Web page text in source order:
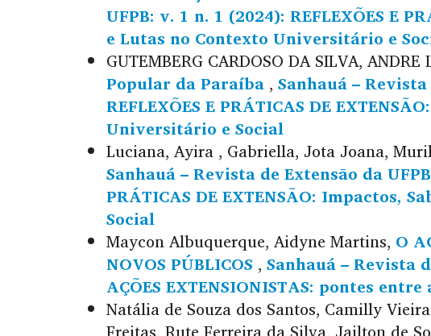
UFPB: v. 1 n. 1 (2024): REFLEXÕES E
e Lutas no Contexto Universitário e
GUTEMBERG CARDOSO DA SILVA,
Popular da Paraíba , Sanhauá –
REFLEXÕES E PRÁTICAS DE
Universitário e Social
Luciana, Ayira , Gabriella, Jota Joana,
Sanhauá – Revista de Extensão da
PRÁTICAS DE EXTENSÃO: Impactos,
Social
Maycon Albuquerque, Aidyne Martins, O
NOVOS PÚBLICOS , Sanhauá – Revista
AÇÕES EXTENSIONISTAS: pontes
Natália de Souza dos Santos, Camilly